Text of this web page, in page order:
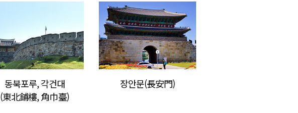
동북포루, 각건대
(東北鋪樓, 角巾臺)
장안문(長安門)